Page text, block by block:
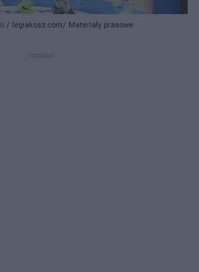
/ legiakosz.com/ Materiały prasowe